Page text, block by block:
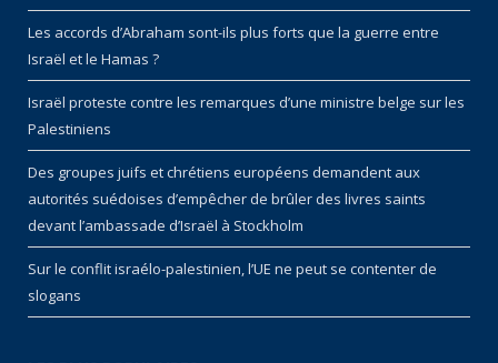
Les accords d’Abraham sont-ils plus forts que la guerre entre
Israël et le Hamas ?
Israël proteste contre les remarques d’une ministre belge sur les
Palestiniens
Des groupes juifs et chrétiens européens demandent aux
autorités suédoises d’empêcher de brûler des livres saints
devant l’ambassade d’Israël à Stockholm
Sur le conflit israélo-palestinien, l’UE ne peut se contenter de
slogans